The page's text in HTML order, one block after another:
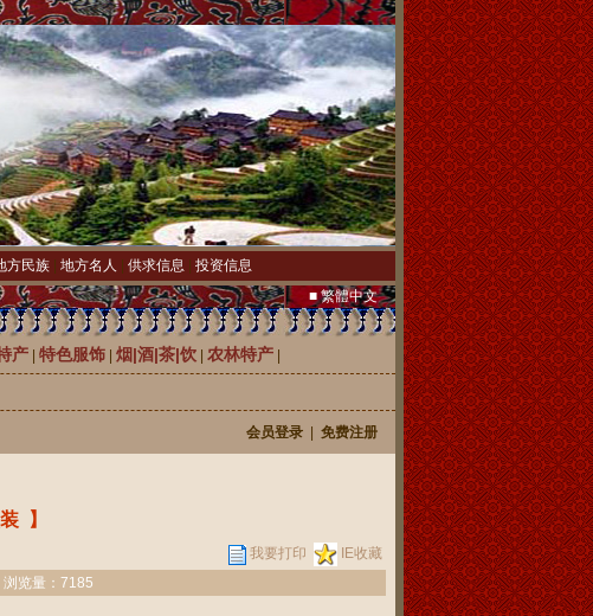
方民族 地方名人 供求信息
投资信息
■ 繁體中文
产 特色服饰 烟|酒|茶|饮 农林特产
会员登录
免费注册
】
我要打印
IE收藏
览量：7185